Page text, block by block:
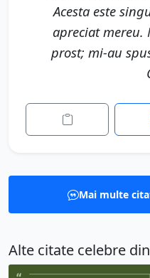
Acesta este
apreciat mereu.
prost; mi-au
Mai multe
Alte citate celebre din